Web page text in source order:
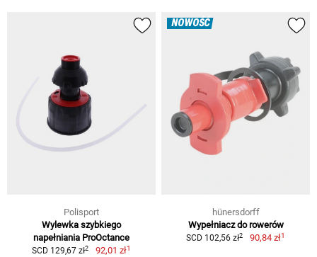
Polisport
Wylewka szybkiego
napełniania ProOctance
SCD 129,67 zł2 92,01 zł1
NOWOŚĆ
hünersdorff
Wypełniacz do rowerów
SCD 102,56 zł2 90,84 zł1